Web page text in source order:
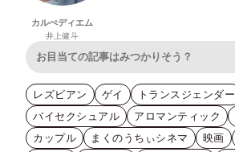
カルぺディエム
井上健斗
レズビアン ゲイ
トランスジェンダー
バイセクシュアル
アロマンティック
カップル
まくのうちぃシネマ 映画